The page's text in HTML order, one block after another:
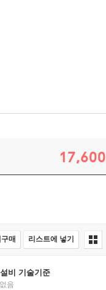
17,600
매 리스트에 넣기
비 기술기준
음